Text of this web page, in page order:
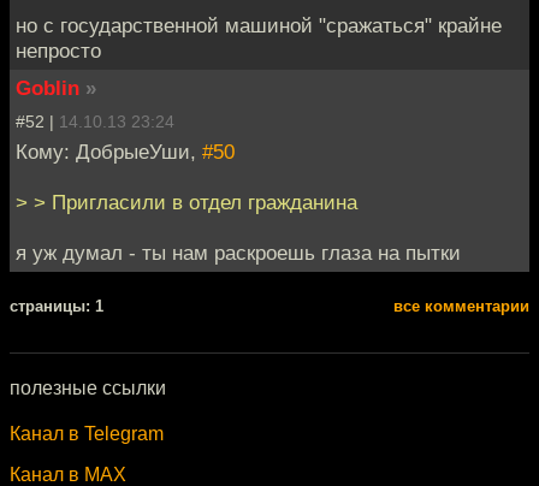
но с государственной машиной "сражаться" крайне
непросто
Goblin »
#52 | 14.10.13 23:24
Кому: ДобрыеУши, #50
> > Пригласили в отдел гражданина
я уж думал - ты нам раскроешь глаза на пытки
cтраницы: 1 все комментарии
полезные ссылки
Канал в Telegram
Канал в MAX